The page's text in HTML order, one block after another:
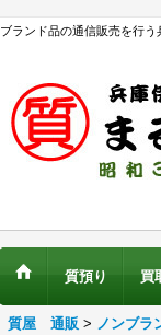
ブランド品の通信販売を行
質預り 買
質屋 通販 > ノンブラ